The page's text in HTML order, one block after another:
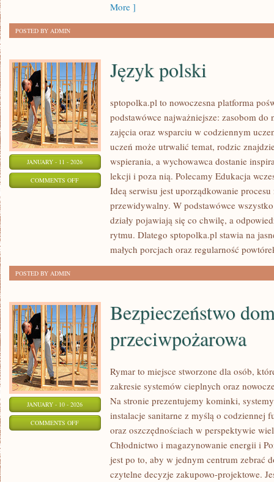
More ]
POSTED BY ADMIN
JANUARY - 11 - 2026
COMMENTS OFFON
Język polski
sptopolka.pl to nowoczesna platforma
podstawówce najważniejsze: zasobom
zajęcia oraz wsparciu w codziennym
uczeń może utrwalić temat, rodzic
wspierania, a wychowawca dostanie
lekcji i poza nią. Polecamy Edukacja
Ideą serwisu jest uporządkowanie
przewidywalny. W podstawówce
działy pojawiają się co chwilę, a
rytmu. Dlatego sptopolka.pl stawia na
małych porcjach oraz regularność
POSTED BY ADMIN
JANUARY - 10 - 2026
COMMENTS OFFON
Bezpieczeństwo
przeciwpożarowa
Rymar to miejsce stworzone dla osób,
zakresie systemów cieplnych oraz
Na stronie prezentujemy kominki,
instalacje sanitarne z myślą o codziennej
oraz oszczędnościach w perspektywie
Chłodnictwo i magazynowanie energii i
jest po to, aby w jednym centrum zebrać
czytelne decyzje zakupowo-projektowe.